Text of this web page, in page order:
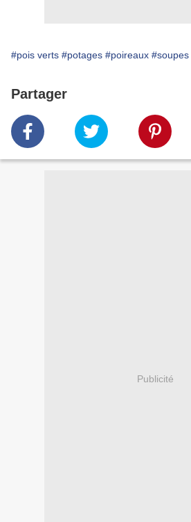
#pois verts #potages #poireaux #soupes
Partager
Publicité